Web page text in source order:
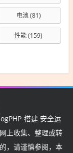
电池(81)
性能(159)
搭建 安全运
上收集、整理或转
，请谨慎参阅，本